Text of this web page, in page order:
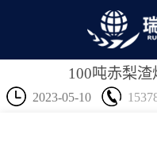
100吨赤梨渣
2023-05-10